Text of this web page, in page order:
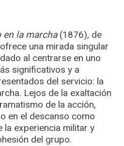
en la marcha(1876), de
una mirada singular
al centrarse en uno
significativos y a
del servicio: la
Lejos de la exaltación
de la acción,
en el descanso como
la experiencia militar y
del grupo.